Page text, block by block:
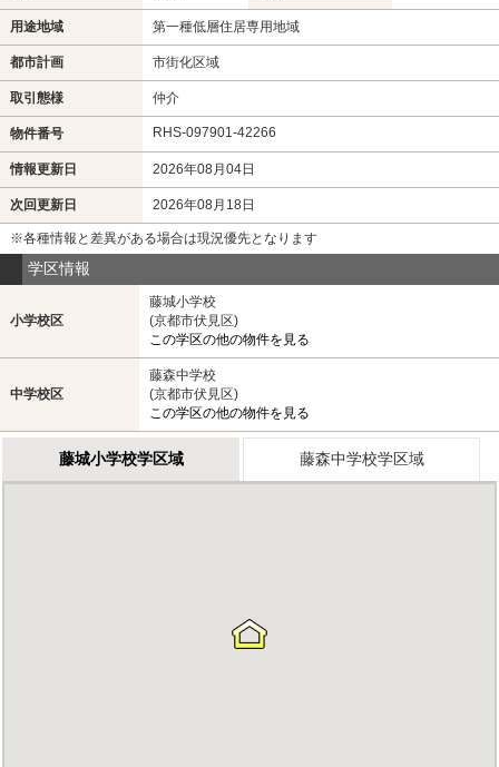
用途地域 第一種低層住居専用地域
都市計画 市街化区域
取引態様 仲介
物件番号 RHS-097901-42266
情報更新日 2026年08月04日
次回更新日 2026年08月18日
※各種情報と差異がある場合は現況優先となります
学区情報
小学校区
藤城小学校
(京都市伏見区)
この学区の他の物件を見る
中学校区
藤森中学校
(京都市伏見区)
この学区の他の物件を見る
藤城小学校学区域 藤森中学校学区域